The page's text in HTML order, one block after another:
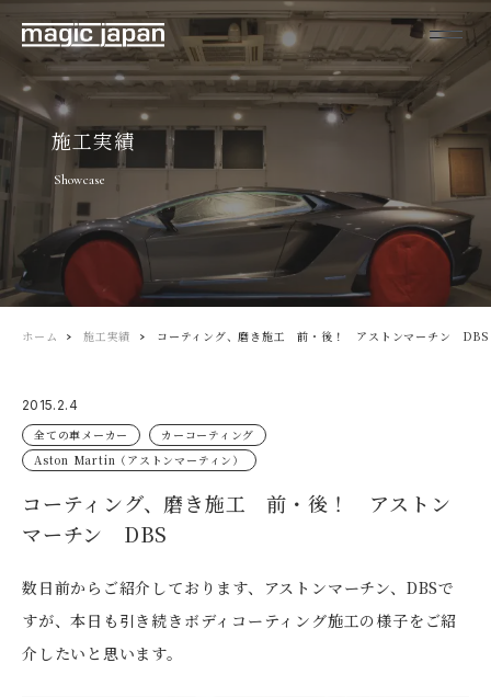
施工実績
Showcase
ホーム 施工実績 コーティング、磨き施工 前・後！ アストンマーチン DBS
2015.2.4
全ての車メーカー
カーコーティング
Aston Martin（アストンマーティン）
コーティング、磨き施工 前・後！ アストン
マーチン DBS
数日前からご紹介しております、アストンマーチン、DBSで
すが、本日も引き続きボディコーティング施工の様子をご紹
介したいと思います。